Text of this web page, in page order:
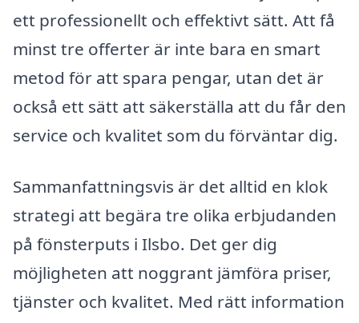
ett professionellt och effektivt sätt. Att få
minst tre offerter är inte bara en smart
metod för att spara pengar, utan det är
också ett sätt att säkerställa att du får den
service och kvalitet som du förväntar dig.
Sammanfattningsvis är det alltid en klok
strategi att begära tre olika erbjudanden
på fönsterputs i Ilsbo. Det ger dig
möjligheten att noggrant jämföra priser,
tjänster och kvalitet. Med rätt information